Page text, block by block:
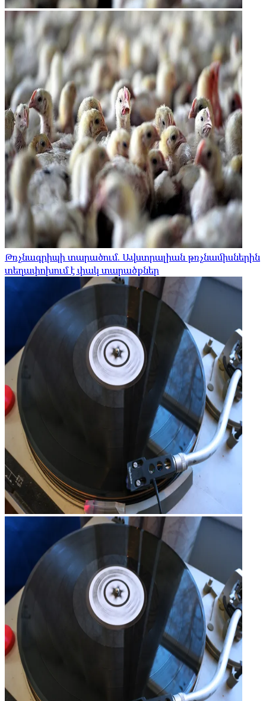
Թռչնագրիպի տարածում. Ավստրալիան թռչնամիսներին
տեղափոխում է փակ տարածքներ